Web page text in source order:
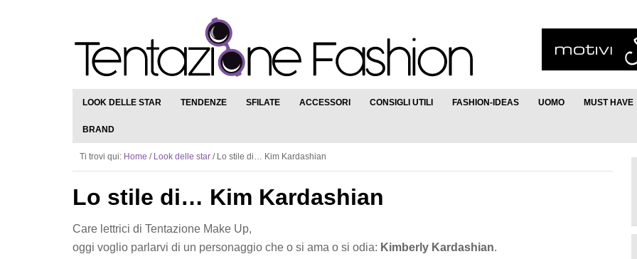
LOOK DELLE STAR TENDENZE SFILATE ACCESSORI CONSIGLI UTILI FASHION-IDEAS UOMO MUST HAVE
BRAND
Ti trovi qui: Home / Look delle star /Lo stile di… Kim Kardashian
Lo stile di… Kim Kardashian
Care lettrici di Tentazione Make Up,
oggi voglio parlarvi di un personaggio che o si ama o si odia: Kimberly Kardashian.